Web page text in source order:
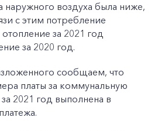
наружного воздуха была ниже,
с этим потребление
за 2021 год
за 2020 год.
сообщаем, что
платы за коммунальную
2021 год выполнена в